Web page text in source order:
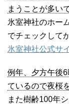
まうことが多い
氷室神社のホー
でチェックして
氷室神社公式サ
例年、夕方午後
ているので夜桜
また樹齢100年